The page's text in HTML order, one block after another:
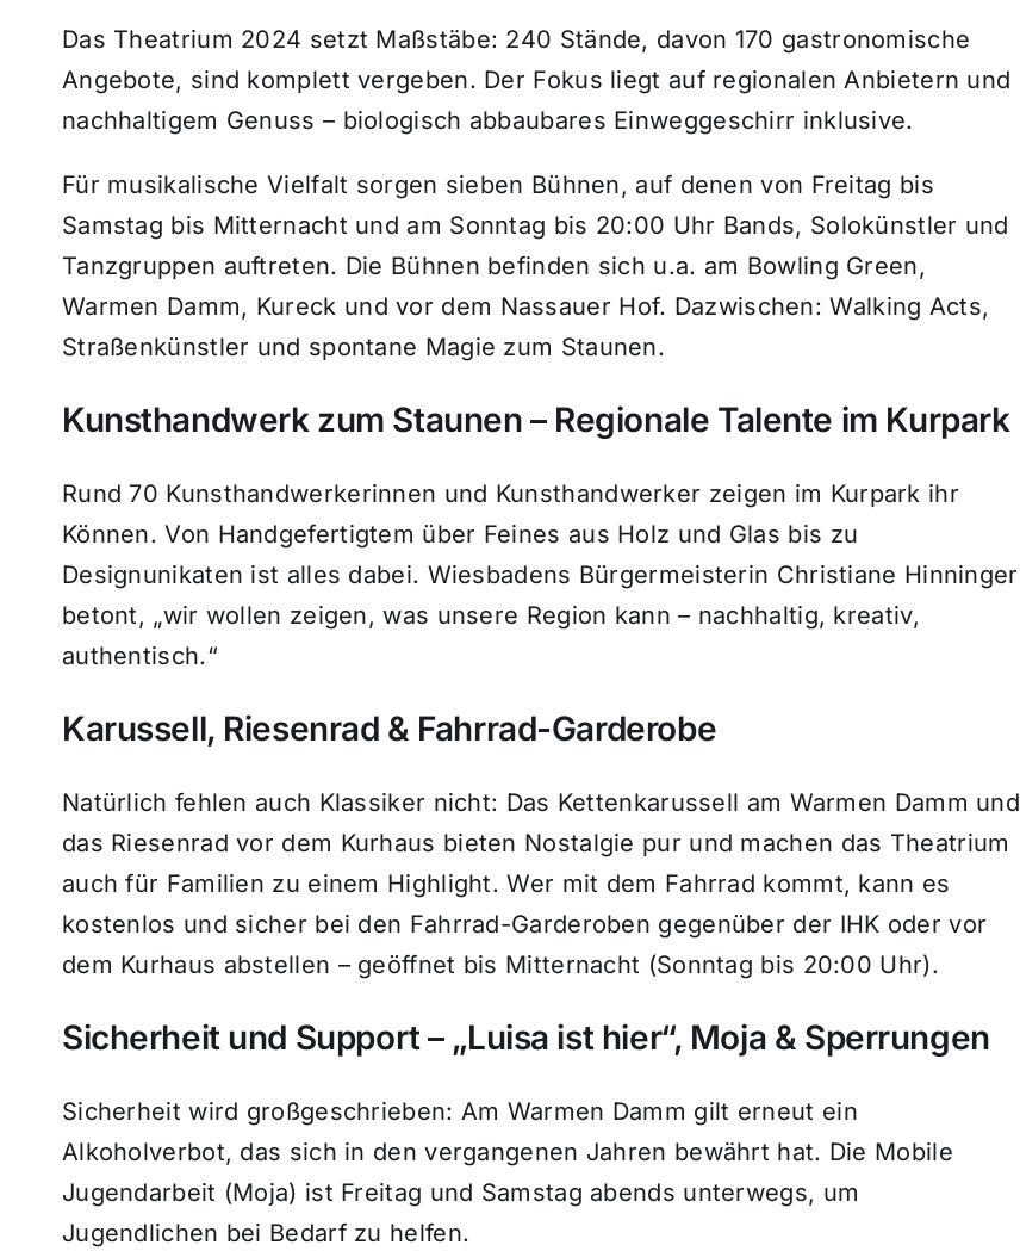
Das Theatrium 2024 setzt Maßstäbe: 240 Stände, davon 170 gastronomische
Angebote, sind komplett vergeben. Der Fokus liegt auf regionalen Anbietern und
nachhaltigem Genuss – biologisch abbaubares Einweggeschirr inklusive.
Für musikalische Vielfalt sorgen sieben Bühnen, auf denen von Freitag bis
Samstag bis Mitternacht und am Sonntag bis 20:00 Uhr Bands, Solokünstler und
Tanzgruppen auftreten. Die Bühnen befinden sich u.a. am Bowling Green,
Warmen Damm, Kureck und vor dem Nassauer Hof. Dazwischen: Walking Acts,
Straßenkünstler und spontane Magie zum Staunen.
Kunsthandwerk zum Staunen – Regionale Talente im Kurpark
Rund 70 Kunsthandwerkerinnen und Kunsthandwerker zeigen im Kurpark ihr
Können. Von Handgefertigtem über Feines aus Holz und Glas bis zu
Designunikaten ist alles dabei. Wiesbadens Bürgermeisterin Christiane Hinninger
betont, „wir wollen zeigen, was unsere Region kann – nachhaltig, kreativ,
authentisch.“
Karussell, Riesenrad & Fahrrad-Garderobe
Natürlich fehlen auch Klassiker nicht: Das Kettenkarussell am Warmen Damm und
das Riesenrad vor dem Kurhaus bieten Nostalgie pur und machen das Theatrium
auch für Familien zu einem Highlight. Wer mit dem Fahrrad kommt, kann es
kostenlos und sicher bei den Fahrrad-Garderoben gegenüber der IHK oder vor
dem Kurhaus abstellen – geöffnet bis Mitternacht (Sonntag bis 20:00 Uhr).
Sicherheit und Support – „Luisa ist hier“, Moja & Sperrungen
Sicherheit wird großgeschrieben: Am Warmen Damm gilt erneut ein
Alkoholverbot, das sich in den vergangenen Jahren bewährt hat. Die Mobile
Jugendarbeit (Moja) ist Freitag und Samstag abends unterwegs, um
Jugendlichen bei Bedarf zu helfen.